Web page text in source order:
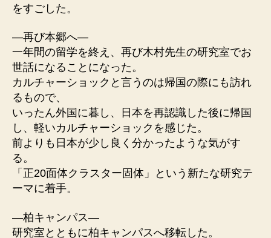
をすごした。
—再び本郷へ—
一年間の留学を終え、再び木村先生の研究室でお
世話になることになった。
カルチャーショックと言うのは帰国の際にも訪れ
るもので、
いったん外国に暮し、日本を再認識した後に帰国
し、軽いカルチャーショックを感じた。
前よりも日本が少し良く分かったような気がす
る。
「正20面体クラスター固体」という新たな研究テ
ーマに着手。
—柏キャンパス—
研究室とともに柏キャンパスへ移転した。